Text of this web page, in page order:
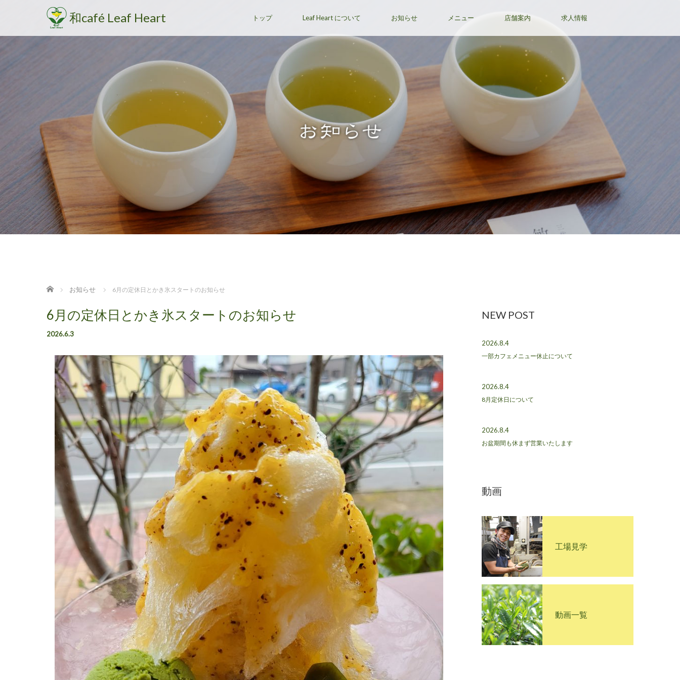
和café Leaf Heart トップ Leaf Heart について お知らせ メニュー 店舗案内 求人情報
ホーム お知らせ 6月の定休日とかき氷スタートのお知らせ
6月の定休日とかき氷スタートのお知らせ
2026.6.3
NEW POST
2026.8.4
一部カフェメニュー休止について
2026.8.4
8月定休日について
2026.8.4
お盆期間も休まず営業いたします
動画
工場見学
動画一覧